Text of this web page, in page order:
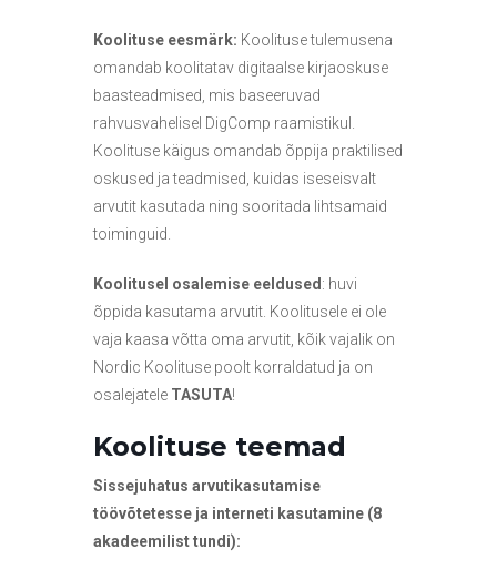
Koolituse eesmärk: Koolituse tulemusena
omandab koolitatav digitaalse kirjaoskuse
baasteadmised, mis baseeruvad
rahvusvahelisel DigComp raamistikul.
Koolituse käigus omandab õppija praktilised
oskused ja teadmised, kuidas iseseisvalt
arvutit kasutada ning sooritada lihtsamaid
toiminguid.
Koolitusel osalemise eeldused : huvi
õppida kasutama arvutit. Koolitusele ei ole
vaja kaasa võtta oma arvutit, kõik vajalik on
Nordic Koolituse poolt korraldatud ja on
osalejatele TASUTA!
Koolituse teemad
Sissejuhatus arvutikasutamise
töövõtetesse ja interneti kasutamine (8
akadeemilist tundi):